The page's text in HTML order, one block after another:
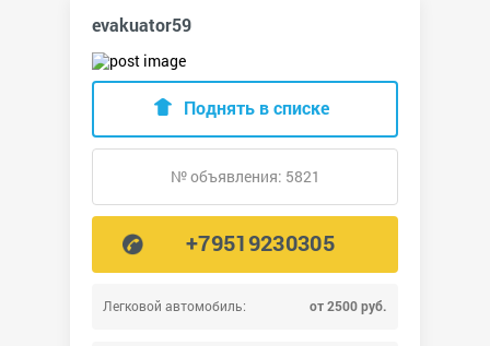
evakuator59
Легковой автомобиль: от 2500 руб.
Поднять в списке
№ объявления: 5821
+79519230305